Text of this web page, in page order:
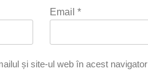
Email *
și site-ul web în acest